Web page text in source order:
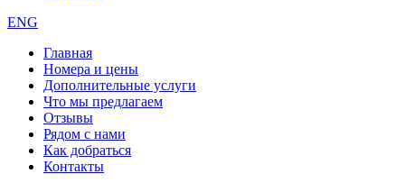
ENG
Главная
Номера и цены
Дополнительные услуги
Что мы предлагаем
Отзывы
Рядом с нами
Как добраться
Контакты